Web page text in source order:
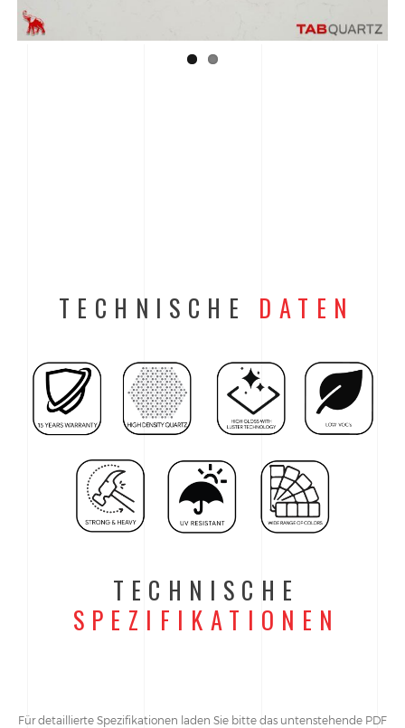
TECHNISCHE DATEN
TECHNISCHE
SPEZIFIKATIONEN
Für detaillierte Spezifikationen laden Sie bitte das untenstehende PDF